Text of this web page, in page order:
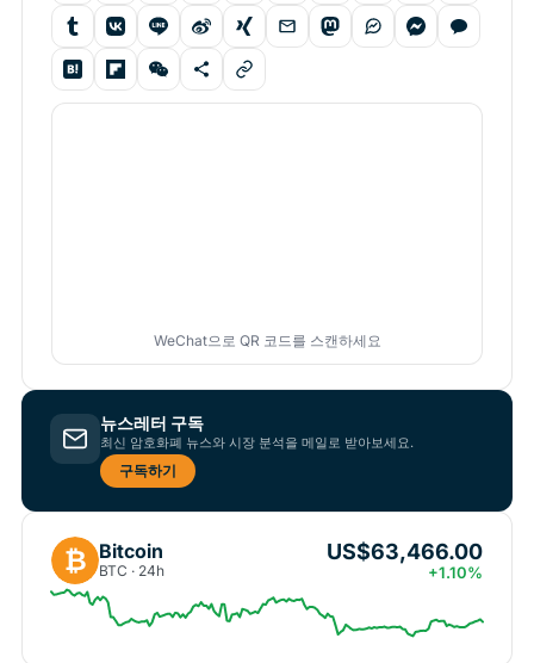
WeChat으로 QR 코드를 스캔하세요
뉴스레터 구독
최신 암호화폐 뉴스와 시장 분석을 메일로 받아보세요.
구독하기
₿ Bitcoin
BTC · 24h
US$63,466.00
+1.10%